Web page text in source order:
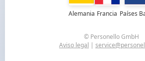
Alemania Francia Países
© Personello GmbH
Aviso legal |